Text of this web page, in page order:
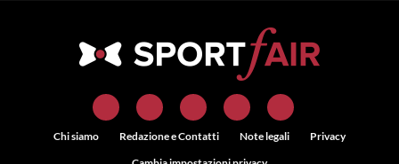
Chi siamo Redazione e Contatti Note legali
Privacy